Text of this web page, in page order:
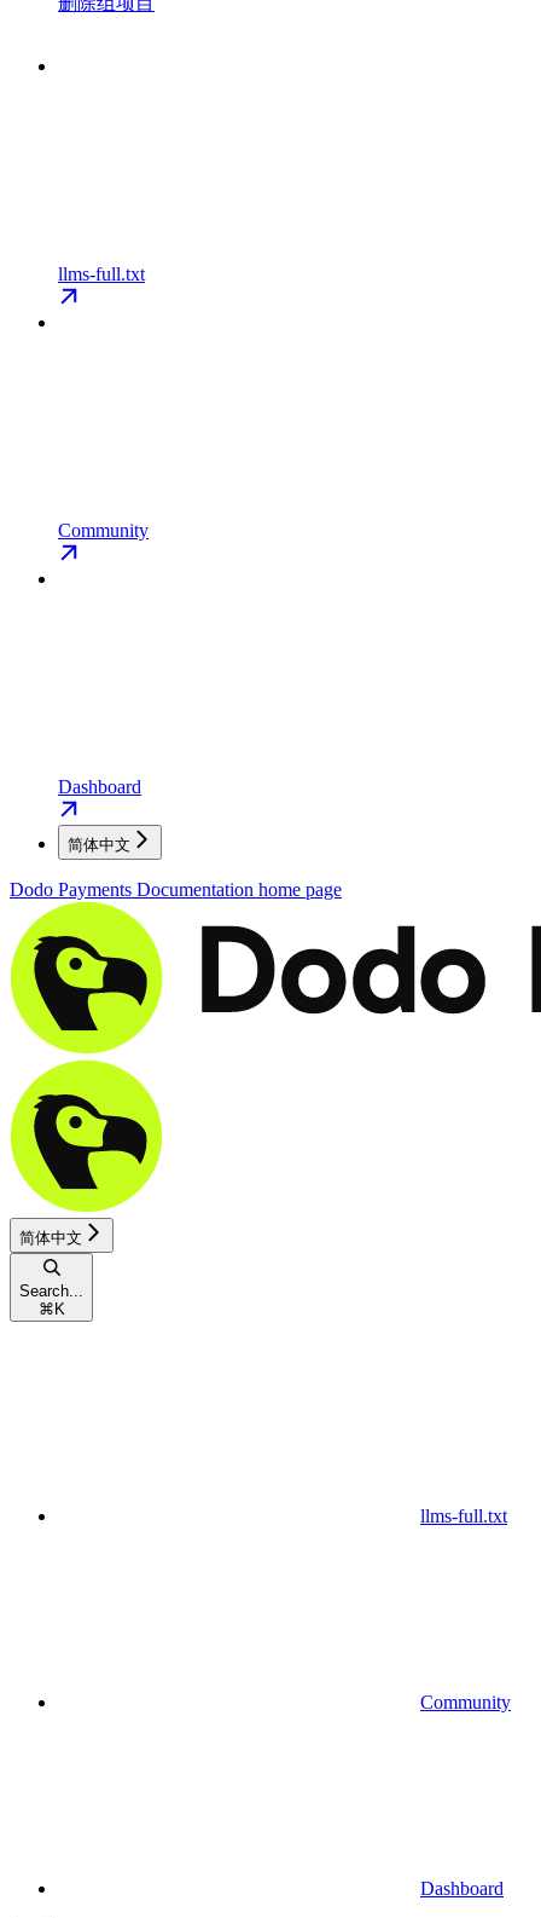
llms-full.txt
Community
Dashboard
简体中文
Dodo Payments Documentation home page
简体中文
Search...
⌘ K
llms-full.txt
Community
Dashboard